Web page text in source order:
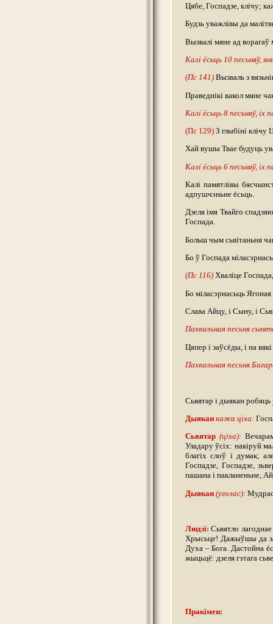
Цябе, Госпадзе, клічу;
Будзь уважлівы да
Вызвалі мяне ад
Калі ёсьць 10 песьняў,
(Пс 141) Вызваль з
Праведнікі вакол мяне
Калі ёсьць 8 песьняў,
(Пс 129) З глыбіні клічу
Хай вушы Твае будуць
Калі ёсьць 6 песьняў,
Калі памятлівы
адпушчэньне ёсьць.
Дзеля імя Твайго
Госпада.
Больш чым сьвітаньня
Бо ў Госпада
(Пс 116) Хваліце
Бо міласэрнасьць
Слава Айцу, і Сыну, і
Пахвальная песьня
Цяпер і заўсёды, і на
Пахвальная песьня
Сьвятар і дыякан робяць
Дыякан кажа ціха:
Сьвятар(ціха):
Уладару ўсіх: накіруй
благіх слоў і думак;
Госпадзе, Госпадзе,
пашана і пакланеньне,
Дыякан (уголас):
Людзі: Сьвятло
Хрысьце! Дажыўшы да
Духа – Бога. Дастойна
жыцьцё: дзеля гэтага
Пракімен: